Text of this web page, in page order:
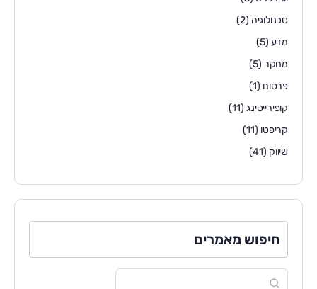
טכנולוגיה (2)
מדע (5)
מחקר (5)
פרסום (1)
קופירייטינג(11)
קריפטו (11)
שיווק (41)
חיפוש מאמרים